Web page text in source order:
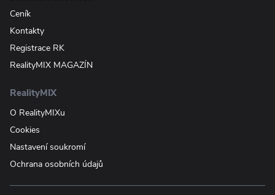
Ceník
Kontakty
Registrace RK
RealityMIX MAGAZÍN
RealityMIX
O RealityMIXu
Cookies
Nastavení soukromí
Ochrana osobních údajů